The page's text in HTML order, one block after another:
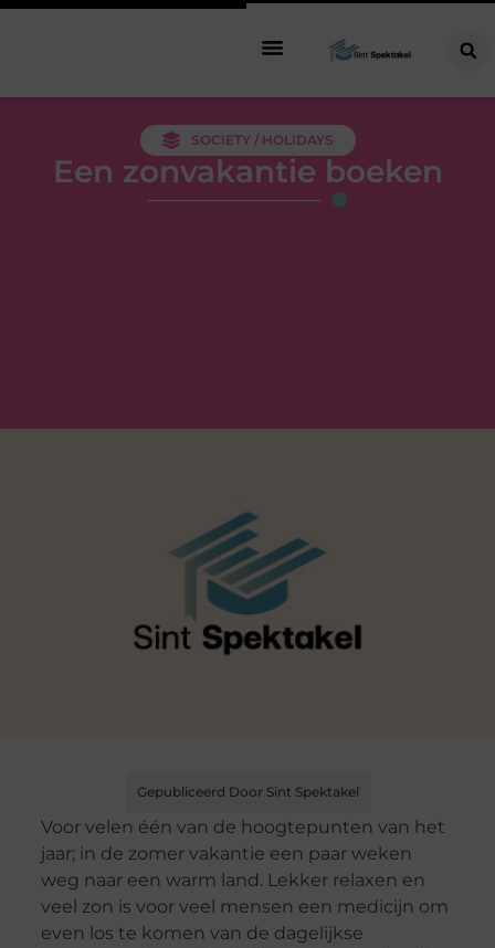
SOCIETY / HOLIDAYS
Een zonvakantie boeken
Gepubliceerd Door Sint Spektakel
Voor velen één van de hoogtepunten van het
jaar; in de zomer vakantie een paar weken
weg naar een warm land. Lekker relaxen en
veel zon is voor veel mensen een medicijn om
even los te komen van de dagelijkse